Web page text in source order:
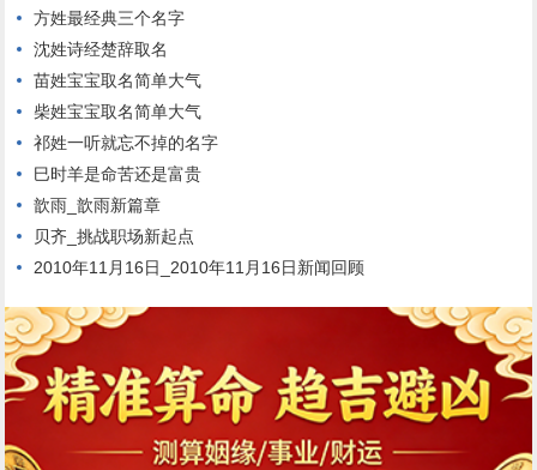
方姓最经典三个名字
沈姓诗经楚辞取名
苗姓宝宝取名简单大气
柴姓宝宝取名简单大气
祁姓一听就忘不掉的名字
巳时羊是命苦还是富贵
歆雨_歆雨新篇章
贝齐_挑战职场新起点
2010年11月16日_2010年11月16日新闻回顾